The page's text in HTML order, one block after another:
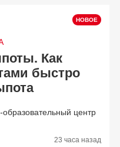
Как
быстро
центр
23 часа назад